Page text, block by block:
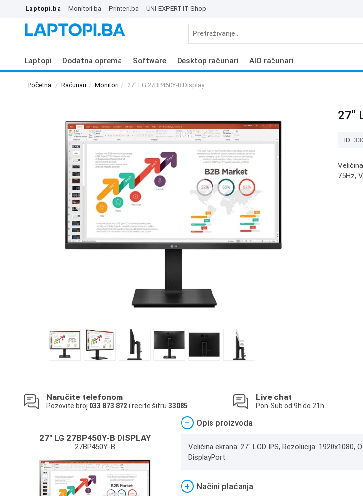
Laptopi.ba Monitori.ba Printeri.ba UNI-EXPERT IT Shop
Laptopi Dodatna oprema Software Desktop računari AIO računari
Početna Računari Monitori 27" LG 27BP450Y-B Display
27"
ID:
75Hz,
Naručite telefonom
Pozovite broj 033 873 872i recite šifru 33085
Live chat
Pon-Sub od 9h do 21h
27" LG 27BP450Y-B DISPLAY
27BP450Y-B
− Opis proizvoda
Veličina ekrana: 27" LCD IPS, Rezolucija: 1920x1080,
DisplayPort
+
Načini plaćanja